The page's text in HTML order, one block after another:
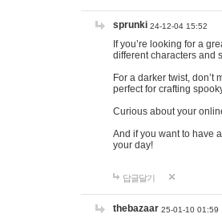
sprunki 24-12-04 15:52
If you’re looking for a
different characters and
For a darker twist, don’t
perfect for crafting
Curious about your
And if you want to have
your day!
답글달기
thebazaar 25-01-10 01:59